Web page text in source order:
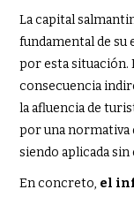
La capital
fundamental de su
por esta situación.
consecuencia
la afluencia de
por una normativa
siendo aplicada
En concreto, el